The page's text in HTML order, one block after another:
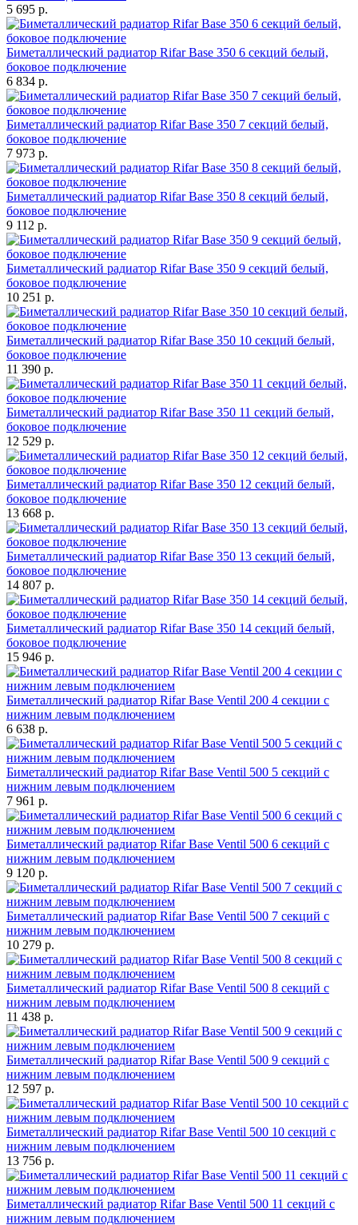
5 695 р.
Биметаллический радиатор Rifar Base 350 6 секций белый,
боковое подключение
6 834 р.
Биметаллический радиатор Rifar Base 350 7 секций белый,
боковое подключение
7 973 р.
Биметаллический радиатор Rifar Base 350 8 секций белый,
боковое подключение
9 112 р.
Биметаллический радиатор Rifar Base 350 9 секций белый,
боковое подключение
10 251 р.
Биметаллический радиатор Rifar Base 350 10 секций белый,
боковое подключение
11 390 р.
Биметаллический радиатор Rifar Base 350 11 секций белый,
боковое подключение
12 529 р.
Биметаллический радиатор Rifar Base 350 12 секций белый,
боковое подключение
13 668 р.
Биметаллический радиатор Rifar Base 350 13 секций белый,
боковое подключение
14 807 р.
Биметаллический радиатор Rifar Base 350 14 секций белый,
боковое подключение
15 946 р.
Биметаллический радиатор Rifar Base Ventil 200 4 секции с
нижним левым подключением
6 638 р.
Биметаллический радиатор Rifar Base Ventil 500 5 секций с
нижним левым подключением
7 961 р.
Биметаллический радиатор Rifar Base Ventil 500 6 секций с
нижним левым подключением
9 120 р.
Биметаллический радиатор Rifar Base Ventil 500 7 секций с
нижним левым подключением
10 279 р.
Биметаллический радиатор Rifar Base Ventil 500 8 секций с
нижним левым подключением
11 438 р.
Биметаллический радиатор Rifar Base Ventil 500 9 секций с
нижним левым подключением
12 597 р.
Биметаллический радиатор Rifar Base Ventil 500 10 секций с
нижним левым подключением
13 756 р.
Биметаллический радиатор Rifar Base Ventil 500 11 секций с
нижним левым подключением